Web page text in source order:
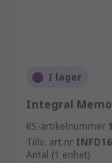
I lager
Integral
RS-artikelnummer
Tillv. art.nr
Antal (1 enhet)